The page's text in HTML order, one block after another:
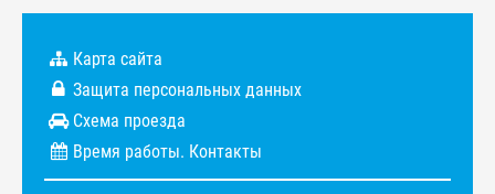
Карта сайта
Защита персональных данных
Схема проезда
Время работы. Контакты